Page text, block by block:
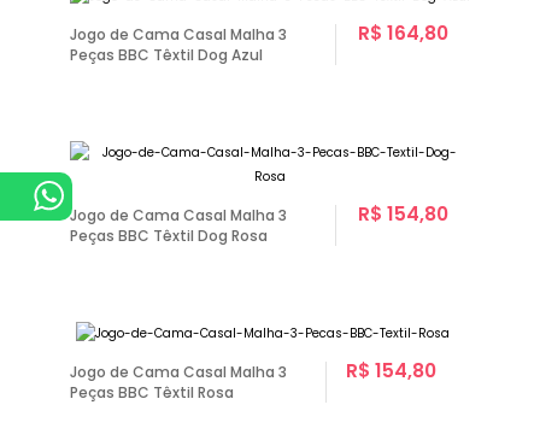
Jogo de Cama Casal Malha 3
Peças BBC Têxtil Dog Azul
R$ 164,80
Jogo de Cama Casal Malha 3
Peças BBC Têxtil Dog Rosa
R$ 154,80
Jogo de Cama Casal Malha 3
Peças BBC Têxtil Rosa
R$ 154,80